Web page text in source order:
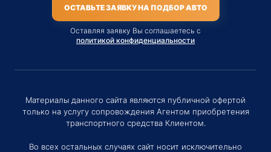
ОСТАВЬТЕ ЗАЯВКУ НА ПОДБОР АВТО
Оставляя заявку Вы соглашаетесь с
политикой конфиденциальности
Материалы данного сайта являются публичной офертой
только на услугу сопровождения Агентом приобретения
транспортного средства Клиентом.
Во всех остальных случаях сайт носит исключительно